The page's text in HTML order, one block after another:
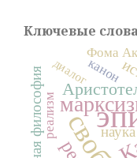
Ключевые
наука
Фома
канон
реализм
диалог